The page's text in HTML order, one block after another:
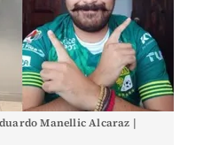
Manellic Alcaraz |